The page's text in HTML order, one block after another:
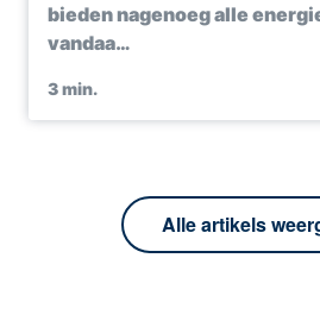
bieden nagenoeg alle
vandaa…
3min.
Alle artikels